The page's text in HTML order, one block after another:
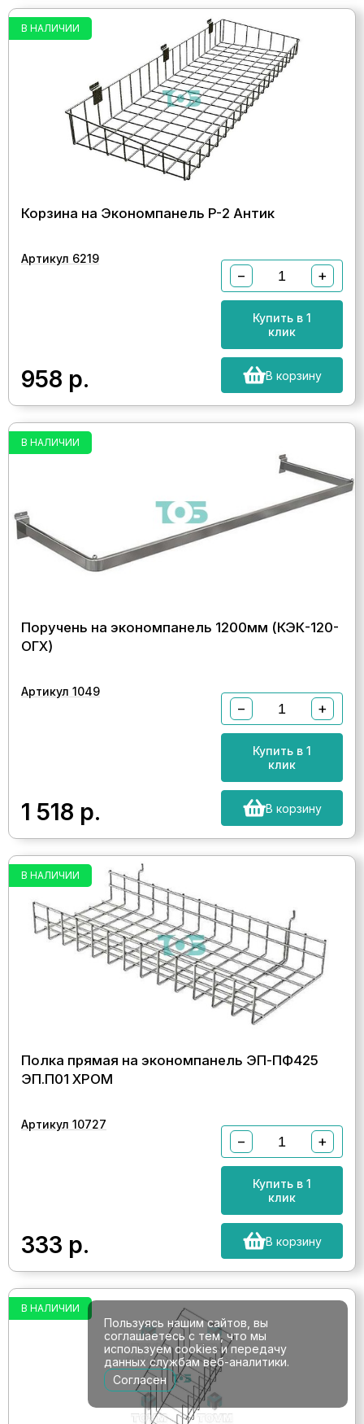
В НАЛИЧИИ
Корзина на Экономпанель P-2 Антик
Артикул 6219
958 р.
− +
Купить в 1
клик
В корзину
В НАЛИЧИИ
Поручень на экономпанель 1200мм (КЭК-120-
ОГХ)
Артикул 1049
1 518 р.
− +
Купить в 1
клик
В корзину
В НАЛИЧИИ
Полка прямая на экономпанель ЭП-ПФ425
ЭП.П01 ХРОМ
Артикул 10727
333 р.
− +
Купить в 1
клик
В корзину
В НАЛИЧИИ
Пользуясь нашим сайтов, вы
соглашаетесь с тем, что мы
используем cookies и передачу
данных службам веб-аналитики.
Согласен